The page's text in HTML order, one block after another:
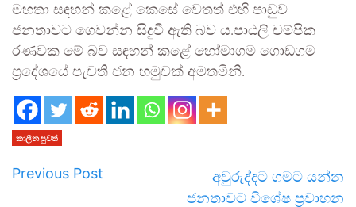
මහතා සඳහන් කළේ කෙසේ වෙතත් එහි පාඩුව
ජනතාවට ගෙවන්න සිදුවී ඇති බව ය.පාඨලි චම්පික
රණවක මේ බව සඳහන් කළේ හෝමාගම ගොඩගම
ප්‍රදේශයේ පැවති ජන හමුවක් අමතමිනි.
කාලීන පුවත්
Previous Post
අවුරුද්දට ගමට යන්න
ජනතාවට විශේෂ ප්‍රවාහන